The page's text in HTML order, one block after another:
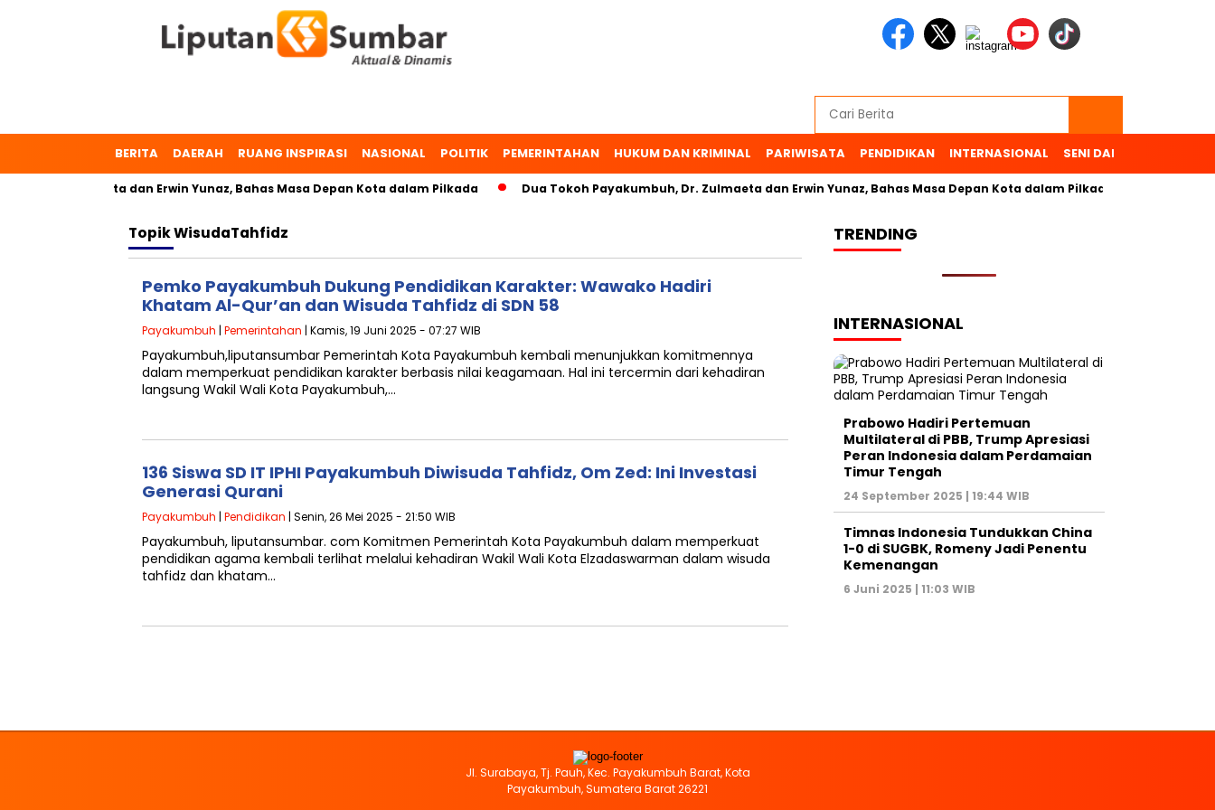
BERITA DAERAH RUANG INSPIRASI NASIONAL POLITIK PEMERINTAHAN HUKUM DAN KRIMINAL PARIWISATA PENDIDIKAN INTERNASIONAL SENI DAN BUDAYA
Dr. Zulmaeta dan Erwin Yunaz, Bahas Masa Depan Kota dalam Pilkada Dua Tokoh Payakumbuh, Dr. Zulmaeta dan Erwin Yunaz, Bahas Masa Depan Kota dalam Pilkada
TopikWisudaTahfidz
Pemko Payakumbuh Dukung Pendidikan Karakter: Wawako Hadiri
Khatam Al-Qur’an dan Wisuda Tahfidz di SDN 58
Payakumbuh | Pemerintahan | Kamis, 19 Juni 2025 - 07:27 WIB
Payakumbuh,liputansumbar Pemerintah Kota Payakumbuh kembali menunjukkan komitmennya
dalam memperkuat pendidikan karakter berbasis nilai keagamaan. Hal ini tercermin dari kehadiran
langsung Wakil Wali Kota Payakumbuh,…
136 Siswa SD IT IPHI Payakumbuh Diwisuda Tahfidz, Om Zed: Ini Investasi
Generasi Qurani
Payakumbuh | Pendidikan | Senin, 26 Mei 2025 - 21:50 WIB
Payakumbuh, liputansumbar. com Komitmen Pemerintah Kota Payakumbuh dalam memperkuat
pendidikan agama kembali terlihat melalui kehadiran Wakil Wali Kota Elzadaswarman dalam wisuda
tahfidz dan khatam…
TRENDING
INTERNASIONAL
Prabowo Hadiri Pertemuan
Multilateral di PBB, Trump Apresiasi
Peran Indonesia dalam Perdamaian
Timur Tengah
24 September 2025 | 19:44 WIB
Timnas Indonesia Tundukkan China
1-0 di SUGBK, Romeny Jadi Penentu
Kemenangan
6 Juni 2025 | 11:03 WIB
Jl. Surabaya, Tj. Pauh, Kec. Payakumbuh Barat, Kota
Payakumbuh, Sumatera Barat 26221